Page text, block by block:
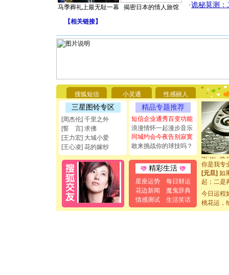
马季葬礼上最无耻一幕 揭密日本的情人旅馆
·诡秘莫测：
【相关链接】
搜狐短信 小灵通 性感丽人
三星图铃专区
[周杰伦] 千里之外
[誓 言] 求佛
[王力宏] 大城小爱
[王心凌] 花的嫁纱
精品专题推荐
短信企业通秀百变功能
浪漫情怀一起漫步音乐
同城约会今夜告别寂寞
敢来挑战你的球技吗？
精彩生活
星座运势
每日财运
花边新闻
魔鬼辞典
情感测试
生活笑话
你太多，
要平安
[圣诞节]
能正大光
都要快乐
[圣诞节]
如意,快
[元旦]看
断电。爱
你是我专
[元旦] 如
起；二是
[元旦]当
泣，这痛
今日运程
桃花运，